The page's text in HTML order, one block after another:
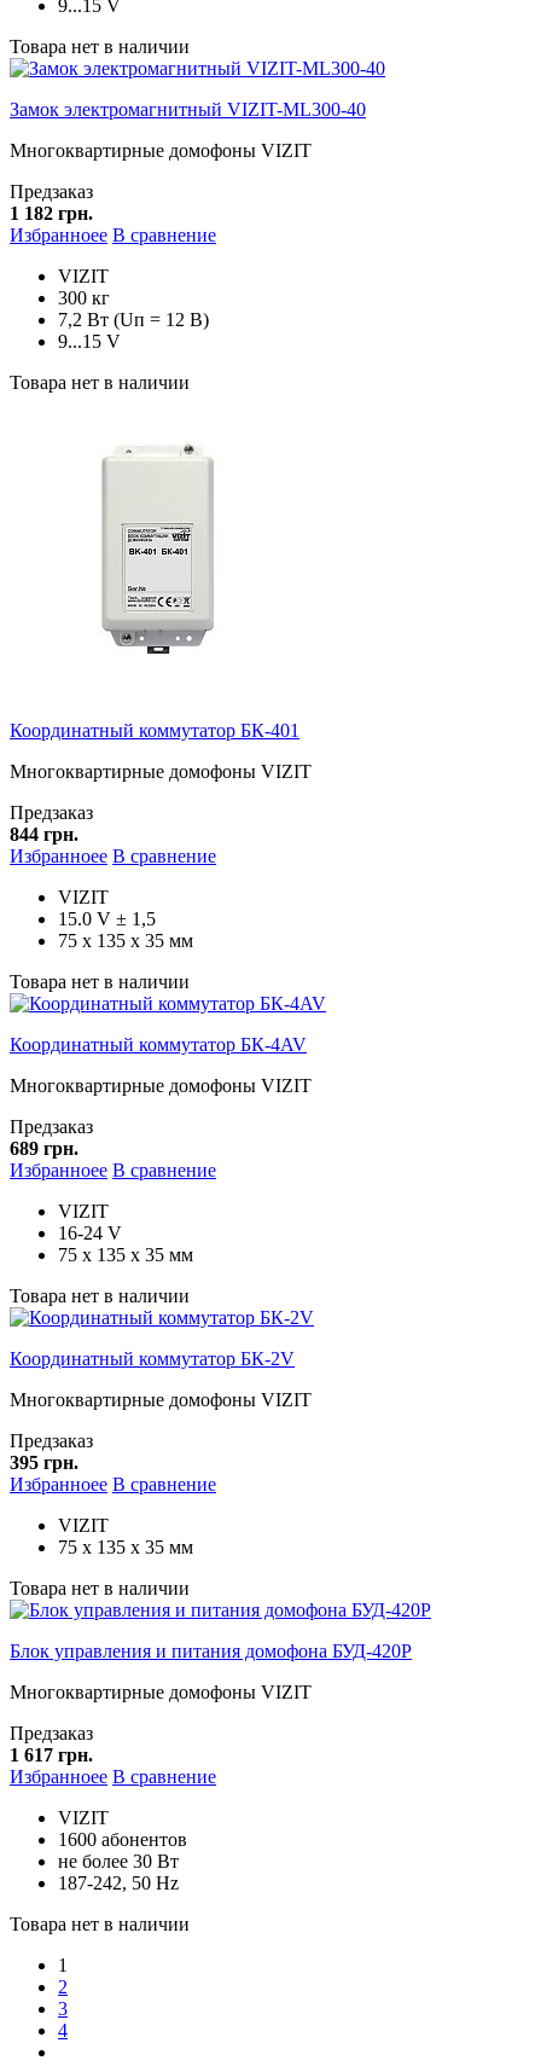
9...15 V
Товара нет в наличии
Замок электромагнитный VIZIT-ML300-40
Многоквартирные домофоны VIZIT
Предзаказ
1 182 грн.
Избранноее В сравнение
VIZIT
300 кг
7,2 Вт (Uп = 12 В)
9...15 V
Товара нет в наличии
Координатный коммутатор БК-401
Многоквартирные домофоны VIZIT
Предзаказ
844 грн.
Избранноее В сравнение
VIZIT
15.0 V ± 1,5
75 х 135 х 35 мм
Товара нет в наличии
Координатный коммутатор БК-4AV
Многоквартирные домофоны VIZIT
Предзаказ
689 грн.
Избранноее В сравнение
VIZIT
16-24 V
75 х 135 х 35 мм
Товара нет в наличии
Координатный коммутатор БК-2V
Многоквартирные домофоны VIZIT
Предзаказ
395 грн.
Избранноее В сравнение
VIZIT
75 х 135 х 35 мм
Товара нет в наличии
Блок управления и питания домофона БУД-420Р
Многоквартирные домофоны VIZIT
Предзаказ
1 617 грн.
Избранноее В сравнение
VIZIT
1600 абонентов
не более 30 Вт
187-242, 50 Hz
Товара нет в наличии
1
2
3
4